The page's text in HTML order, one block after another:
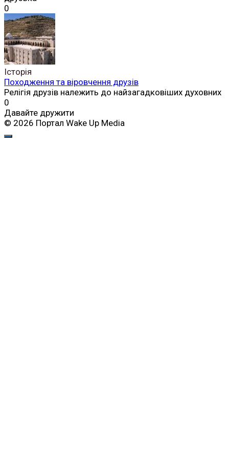
0
Історія
Походження та віровчення друзів
Релігія друзів належить до найзагадковіших духовних
0
Давайте дружити
© 2026 Портал Wake Up Media